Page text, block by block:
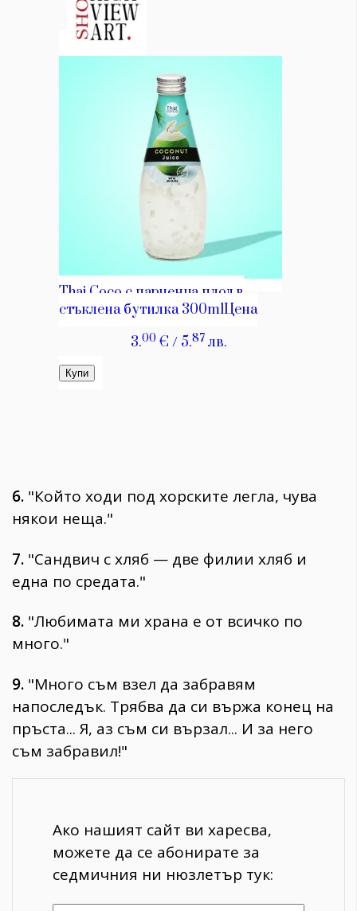
6. "Който ходи под хорските легла, чува
някои неща."
7. "Сандвич с хляб — две филии хляб и
една по средата."
8. "Любимата ми храна е от всичко по
много."
9. "Много съм взел да забравям
напоследък. Трябва да си вържа конец на
пръста... Я, аз съм си вързал... И за него
съм забравил!"
Ако нашият сайт ви харесва,
можете да се абонирате за
седмичния ни нюзлетър тук: